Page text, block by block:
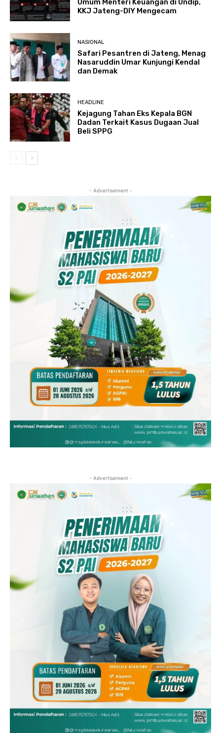
Umum Menteri Keuangan di Undip,
KKJ Jateng-DIY Mengecam
NASIONAL
Safari Pesantren di Jateng, Menag
Nasaruddin Umar Kunjungi Kendal
dan Demak
HEADLINE
Kejagung Tahan Eks Kepala BGN
Dadan Terkait Kasus Dugaan Jual
Beli SPPG
- Advertisement -
- Advertisement -